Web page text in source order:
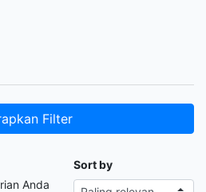
Filter
Anda
Sort by